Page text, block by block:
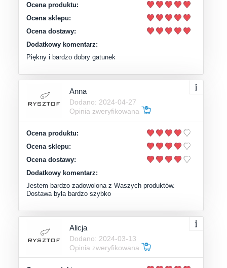
Ocena produktu:
Ocena sklepu:
Ocena dostawy:
Dodatkowy komentarz:
Piękny i bardzo dobry gatunek
Anna
Dodano: 2024-04-27
Opinia zweryfikowana
Ocena produktu:
Ocena sklepu:
Ocena dostawy:
Dodatkowy komentarz:
Jestem bardzo zadowolona z Waszych produktów.
Dostawa była bardzo szybko
Alicja
Dodano: 2024-03-13
Opinia zweryfikowana